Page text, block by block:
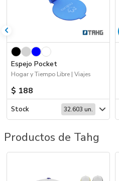
Espejo Pocket
Hogar y Tiempo Libre | Viajes
$ 188
Stock 32.603 un.
Productos de Tahg